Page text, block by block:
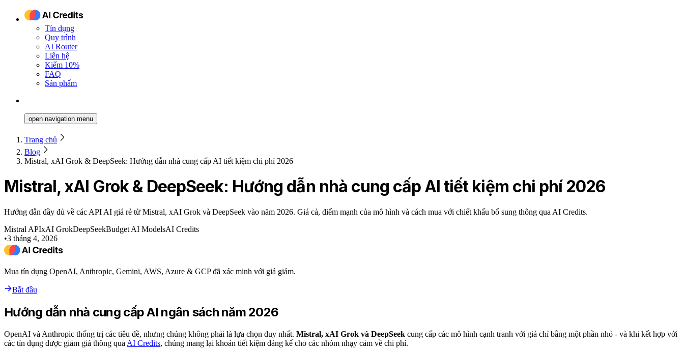
Tín dụng
Quy trình
AI Router
Liên hệ
Kiếm 10%
FAQ
Sản phẩm
open navigation menu
Trang chủ
Blog
Mistral, xAI Grok & DeepSeek: Hướng dẫn nhà cung cấp AI tiết kiệm chi phí 2026
Mistral, xAI Grok & DeepSeek: Hướng dẫn nhà cung cấp AI tiết kiệm chi phí 2026
Hướng dẫn đầy đủ về các API AI giá rẻ từ Mistral, xAI Grok và DeepSeek vào năm 2026. Giá cả, điểm mạnh của mô hình và cách mua với chiết khấu bổ sung thông qua AI Credits.
Mistral APIxAI GrokDeepSeekBudget AI ModelsAI Credits
•3 tháng 4, 2026
Mua tín dụng OpenAI, Anthropic, Gemini, AWS, Azure & GCP đã xác minh với giá giảm.
Bắt đầu
Hướng dẫn nhà cung cấp AI ngân sách năm 2026
OpenAI và Anthropic thống trị các tiêu đề, nhưng chúng không phải là lựa chọn duy nhất. Mistral, xAI Grok và DeepSeek cung cấp các mô hình cạnh tranh với giá chỉ bằng một phần nhỏ - và khi kết hợp với
các tín dụng được giảm giá thông qua AI Credits, chúng mang lại khoản tiết kiệm đáng kể cho các nhóm nhạy cảm về chi phí.